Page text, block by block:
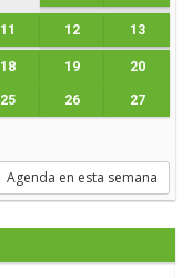
11 12 13
18 19 20
25 26 27
Agenda en esta semana